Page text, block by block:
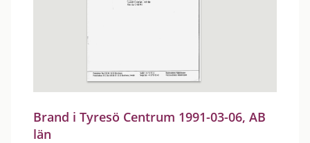
Brand i Tyresö Centrum 1991-03-06, AB
län